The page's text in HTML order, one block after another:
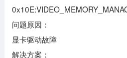
问题原因：
显卡驱动故障
解决方案：